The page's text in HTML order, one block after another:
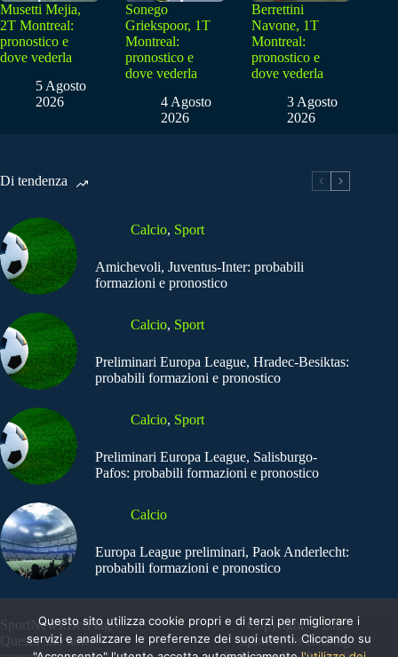
Musetti Mejia,
2T Montreal:
pronostico e
dove vederla
5 Agosto
2026
Sonego
Griekspoor, 1T
Montreal:
pronostico e
dove vederla
4 Agosto
2026
Berrettini
Navone, 1T
Montreal:
pronostico e
dove vederla
3 Agosto
2026
Di tendenza
Calcio, Sport
Amichevoli, Juventus-Inter: probabili
formazioni e pronostico
Calcio, Sport
Preliminari Europa League, Hradec-Besiktas:
probabili formazioni e pronostico
Calcio, Sport
Preliminari Europa League, Salisburgo-
Pafos: probabili formazioni e pronostico
Calcio
Europa League preliminari, Paok Anderlecht:
probabili formazioni e pronostico
SportNews.BetFlag -
Questo sito non
Copyright © 2025
SportNews BetFlag
Questo sito utilizza cookie propri e di terzi per migliorare i
servizi e analizzare le preferenze dei suoi utenti. Cliccando su